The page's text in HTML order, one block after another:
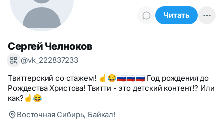
Читать
Сергей Челноков
@vk_222837233
Твиттерский со стажем! ☝️😂🇷🇺🇷🇺🇷🇺 Год рождения до
Рождества Христова! Твитти - это детский контент!? Или
как?☝️😂
Восточная Сибирь, Байкал!